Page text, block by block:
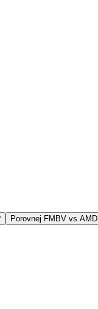
Porovnej FMBV vs AMD